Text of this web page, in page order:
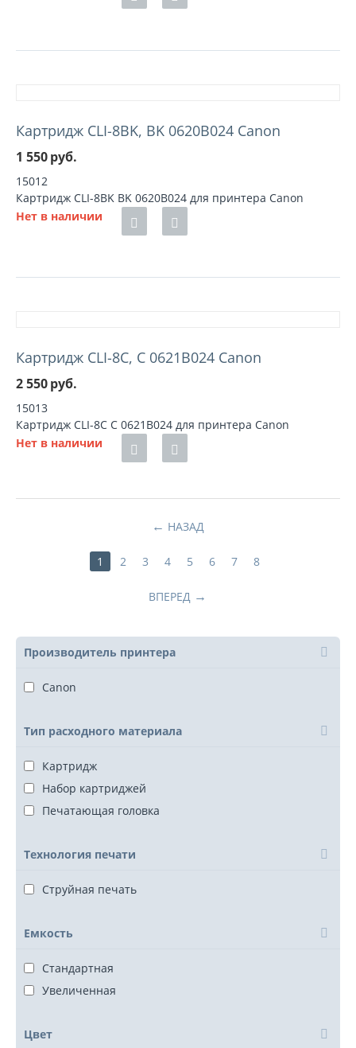
Картридж CLI-8BK, BK 0620B024 Canon
1 550руб.
15012
Картридж CLI-8BK BK 0620B024 для принтера Canon
Нет в наличии
Картридж CLI-8C, C 0621B024 Canon
2 550руб.
15013
Картридж CLI-8C C 0621B024 для принтера Canon
Нет в наличии
НАЗАД
1 2 3 4 5 6 7 8
ВПЕРЕД
Производитель принтера
Canon
Тип расходного материала
Картридж
Набор картриджей
Печатающая головка
Технология печати
Струйная печать
Емкость
Стандартная
Увеличенная
Цвет